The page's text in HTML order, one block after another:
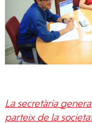
La secretària
parteix de la